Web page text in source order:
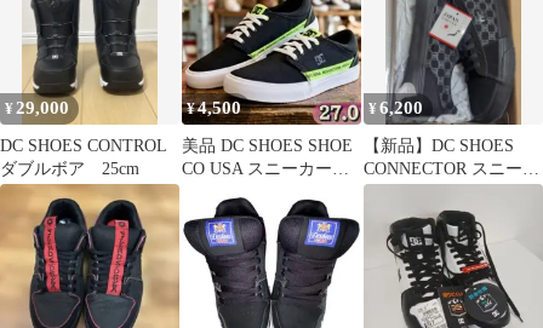
¥ 29,000
DC SHOES CONTROL
ダブルボア 25cm
¥4,500
美品 DC SHOES SHOE
CO USA スニーカー
¥6,200
【新品】DC SHOES
CONNECTOR スニーカ
ー 日本限定 29cm